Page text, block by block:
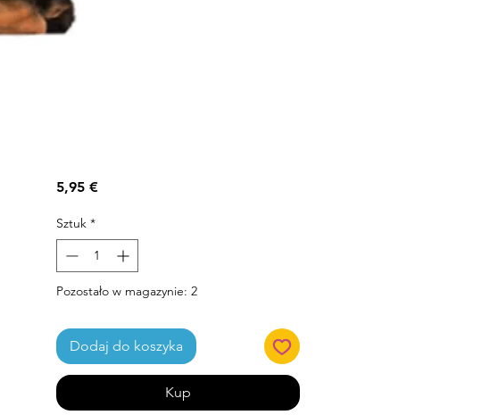
5,95 €Cena
Sztuk *
Pozostało w magazynie: 2
Dodaj do koszyka
Kup